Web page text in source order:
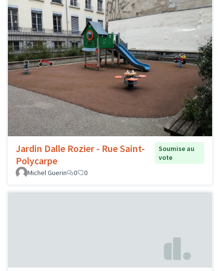
Jardin Dalle Rozier - Rue Saint-
Polycarpe
Soumise au
vote
Michel Guerin
0 0